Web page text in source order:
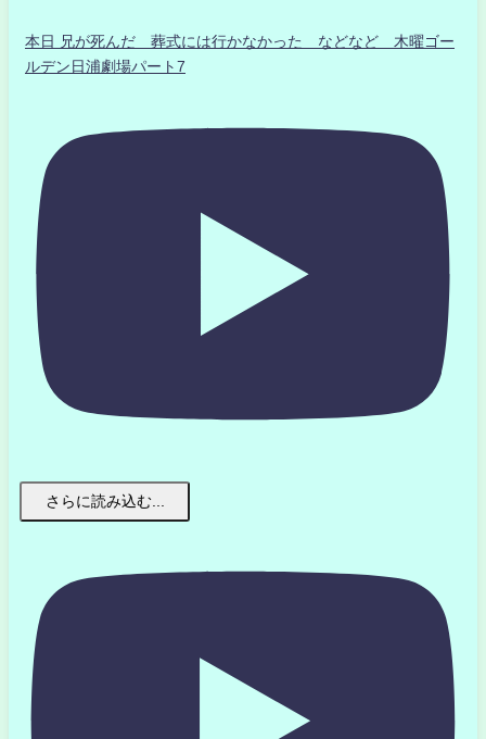
本日 兄が死んだ 葬式には行かなかった などなど 木曜ゴー
ルデン日浦劇場パート7
さらに読み込む...